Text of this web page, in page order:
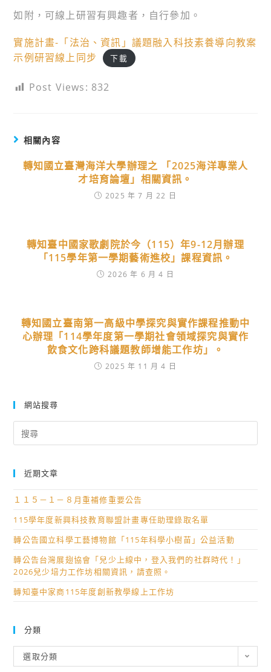
如附，可線上研習有興趣者，自行參加。
實施計畫-「法治、資訊」議題融入科技素養導向教案
示例研習線上同步
下載
Post Views: 832
相關內容
轉知國立臺灣海洋大學辦理之 「2025海洋專業人
才培育論壇」相關資訊。
2025 年 7 月 22 日
轉知臺中國家歌劇院於今（115）年9-12月辦理
「115學年第一學期藝術進校」課程資訊。
2026 年 6 月 4 日
轉知國立臺南第一高級中學探究與實作課程推動中
心辦理「114學年度第一學期社會領域探究與實作
飲食文化跨科議題教師增能工作坊」。
2025 年 11 月 4 日
網站搜尋
for:
近期文章
１１５－１－８月重補修重要公告
115學年度新興科技教育聯盟計畫專任助理錄取名單
轉公告國立科學工藝博物館「115年科學小樹苗」公益活動
轉公告台灣展翅協會「兒少上線中，登入我們的社群時代！」
2026兒少培力工作坊相關資訊，請查照。
轉知臺中家商115年度創新教學線上工作坊
分類
類
選取分類